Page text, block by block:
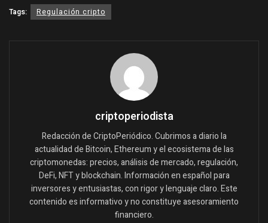
Tags: Regulación cripto
criptoperiodista
Redacción de CriptoPeriódico. Cubrimos a diario la
actualidad de Bitcoin, Ethereum y el ecosistema de las
criptomonedas: precios, análisis de mercado, regulación,
DeFi, NFT y blockchain. Información en español para
inversores y entusiastas, con rigor y lenguaje claro. Este
contenido es informativo y no constituye asesoramiento
financiero.